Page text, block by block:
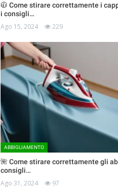
🧥 Come stirare correttamente i
i consigli…
Ago 15, 2024 229
ABBIGLIAMENTO
🌺 Come stirare correttamente gli
consigli…
Ago 31, 2024 97